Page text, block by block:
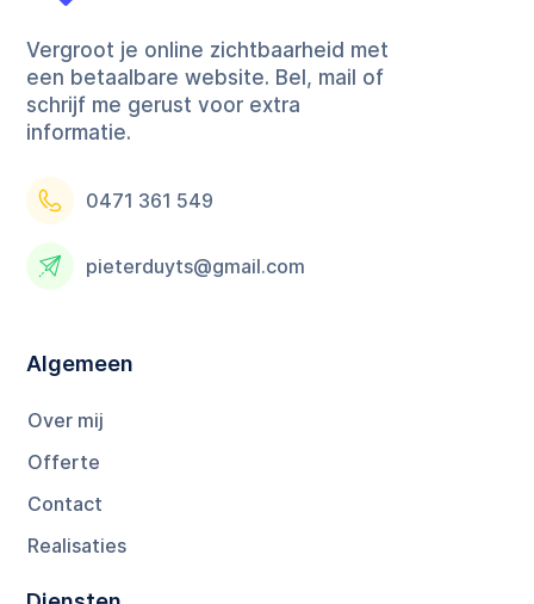
Vergroot je online zichtbaarheid met
een betaalbare website. Bel, mail of
schrijf me gerust voor extra
informatie.
0471 361 549
pieterduyts@gmail.com
Algemeen
Over mij
Offerte
Contact
Realisaties